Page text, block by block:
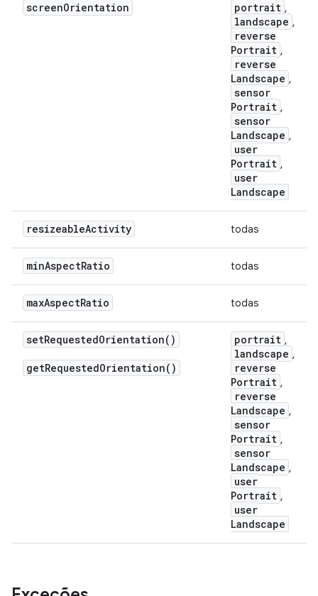
screenOrientation portrait ,
landscape ,
reverse
Portrait ,
reverse
Landscape ,
sensor
Portrait ,
sensor
Landscape ,
user
Portrait ,
user
Landscape
resizeableActivity todas
minAspectRatio todas
maxAspectRatio todas
setRequestedOrientation( )
getRequestedOrientation( )
portrait ,
landscape ,
reverse
Portrait ,
reverse
Landscape ,
sensor
Portrait ,
sensor
Landscape ,
user
Portrait ,
user
Landscape